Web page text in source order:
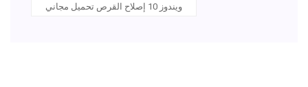
ويندوز 10 إصلاح القرص تحميل مجاني